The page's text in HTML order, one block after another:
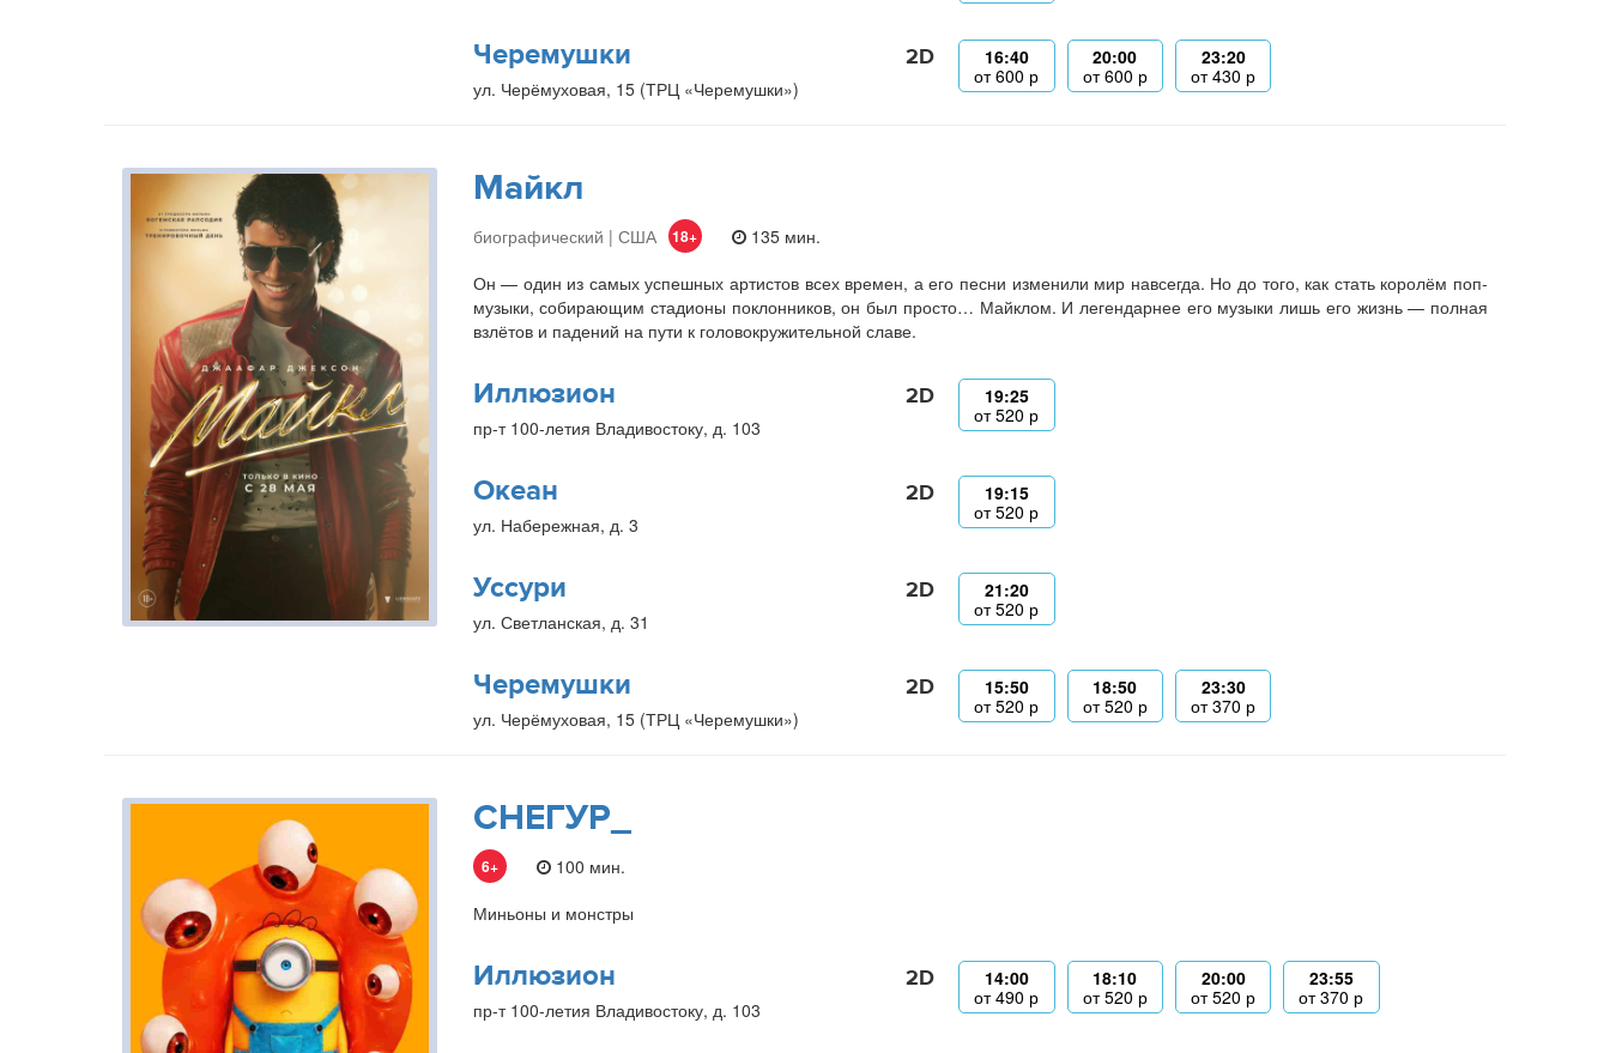
Черемушки
ул. Черёмуховая, 15 (ТРЦ «Черемушки»)
2D
16:40
от600 р
20:00
от600 р
23:20
от430 р
Майкл
биографический | США 18+
135 мин.
Он — один из самых успешных артистов всех времен, а его песни изменили мир навсегда. Но до того, как стать королём поп-
музыки, собирающим стадионы поклонников, он был просто… Майклом. И легендарнее его музыки лишь его жизнь — полная
взлётов и падений на пути к головокружительной славе.
Иллюзион
пр-т 100-летия Владивостоку, д. 103
2D
19:25
от520 р
Океан
ул. Набережная, д. 3
2D
19:15
от520 р
Уссури
ул. Светланская, д. 31
2D
21:20
от520 р
Черемушки
ул. Черёмуховая, 15 (ТРЦ «Черемушки»)
2D
15:50
от520 р
18:50
от520 р
23:30
от370 р
СНЕГУР_
6+
100 мин.
Миньоны и монстры
Иллюзион
пр-т 100-летия Владивостоку, д. 103
2D
14:00
от490 р
18:10
от520 р
20:00
от520 р
23:55
от370 р